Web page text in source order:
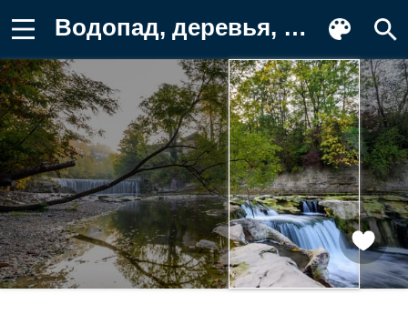
Водопад, деревья, скалы, река Обои для телефона